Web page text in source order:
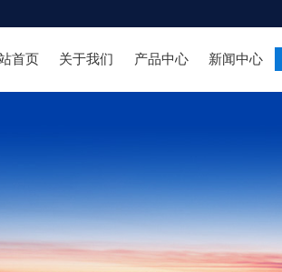
首页 关于我们 产品中心 新闻中心